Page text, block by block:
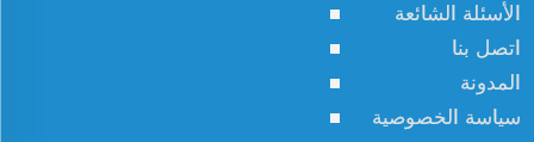
الأسئلة الشائعة
اتصل بنا
المدونة
سياسة الخصوصية